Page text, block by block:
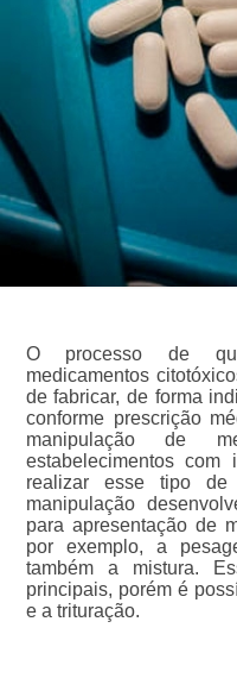
O processo de
medicamentos
de fabricar, de forma
conforme prescrição
manipulação de
estabelecimentos com
realizar esse tipo de
manipulação
para apresentação de
por exemplo, a
também a mistura.
principais, porém é
e a trituração.